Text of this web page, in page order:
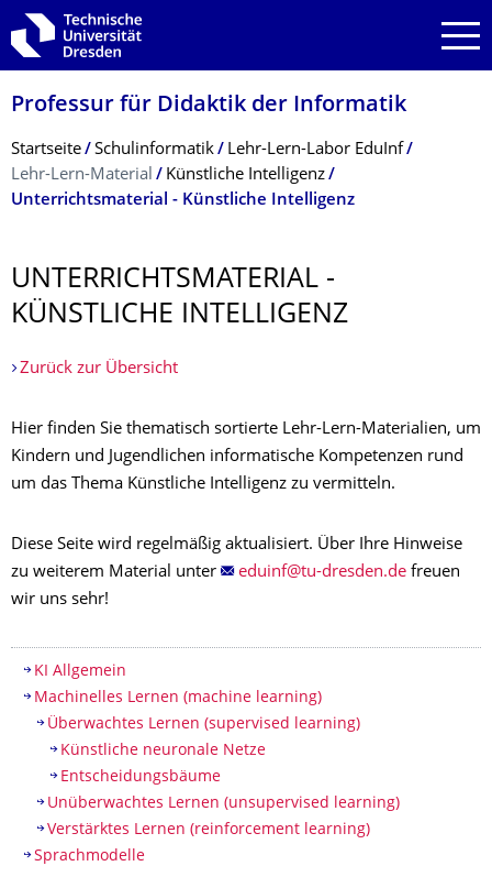
Zur Hauptnavigation springen
Zur Suche springen
Zum Inhalt springen
Professur für Didaktik der Informatik
Breadcrumb-Menü
Startseite Schul­informatik
Lehr-Lern-Labor EduInf
Lehr-Lern-Material
Künstliche Intelligenz
Unterrichtsmaterial - Künstliche Intelligenz
UNTERRICHTSMA­TERIAL -
KÜNSTLICHE INTELLIGENZ
Zurück zur Übersicht
Hier finden Sie thematisch sortierte Lehr-Lern-Materialien, um
Kindern und Jugendlichen informatische Kompetenzen rund
um das Thema Künstliche Intelligenz zu vermitteln.
Diese Seite wird regelmäßig aktualisiert. Über Ihre Hinweise
zu weiterem Material unter
freuen
wir uns sehr!
Inhaltsverzeichnis
KI Allgemein
Machinelles Lernen (machine learning)
Überwachtes Lernen (supervised learning)
Künstliche neuronale Netze
Entscheidungsbäume
Unüberwachtes Lernen (unsupervised learning)
Verstärktes Lernen (reinforcement learning)
Sprachmodelle